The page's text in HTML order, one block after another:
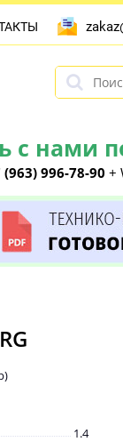
нами
996-78-90 +
1.4